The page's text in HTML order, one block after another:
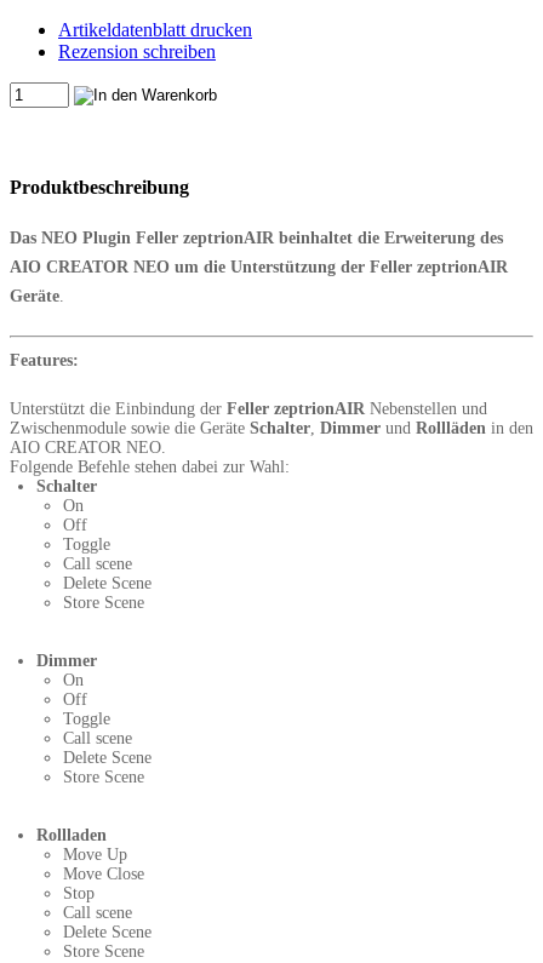
Artikeldatenblatt drucken
Rezension schreiben
Produktbeschreibung
Das NEO Plugin Feller zeptrionAIR beinhaltet die Erweiterung des
AIO CREATOR NEO um die Unterstützung der Feller zeptrionAIR
Geräte.
Features:
Unterstützt die Einbindung der Feller zeptrionAIR Nebenstellen und
Zwischenmodule sowie die Geräte Schalter, Dimmer und Rollläden in den
AIO CREATOR NEO.
Folgende Befehle stehen dabei zur Wahl:
Schalter
On
Off
Toggle
Call scene
Delete Scene
Store Scene
Dimmer
On
Off
Toggle
Call scene
Delete Scene
Store Scene
Rollladen
Move Up
Move Close
Stop
Call scene
Delete Scene
Store Scene